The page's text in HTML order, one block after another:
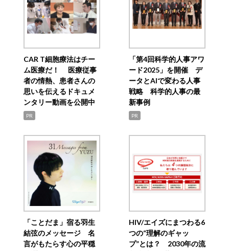
CAR T細胞療法はチー
ム医療だ！ 医療従事
者の情熱、患者さんの
思いを伝えるドキュメ
ンタリー動画を公開中
PR
「第4回科学的人事アワ
ード2025」を開催 デ
ータとAIで変わる人事
戦略 科学的人事の最
新事例
PR
「ことだま」宿る羽生
結弦のメッセージ 名
言がもたらす心の平穏
HIV/エイズにまつわる6
つの“理解のギャッ
プ”とは？ 2030年の流